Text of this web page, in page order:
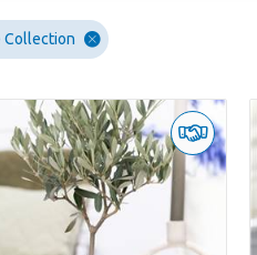
Collection